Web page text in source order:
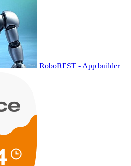
RoboREST - App builder